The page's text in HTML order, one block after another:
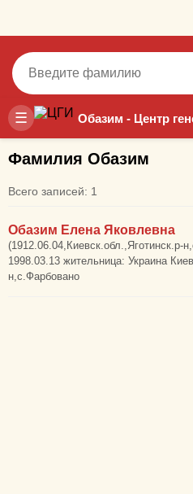
☰ Точный
Фамилия Обазим
Всего записей: 1
Обазим Елена Яковлевна
(1912.06.04,Киевск.обл.,Яготинск.р-
1998.03.13 жительница: Украина
н,с.Фарбовано